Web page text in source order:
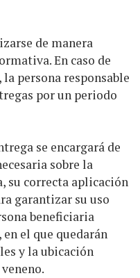
de manera
En caso de
persona responsable
por un periodo
se encargará de
sobre la
su correcta aplicación
garantizar su uso
beneficiaria
el que quedarán
y la ubicación